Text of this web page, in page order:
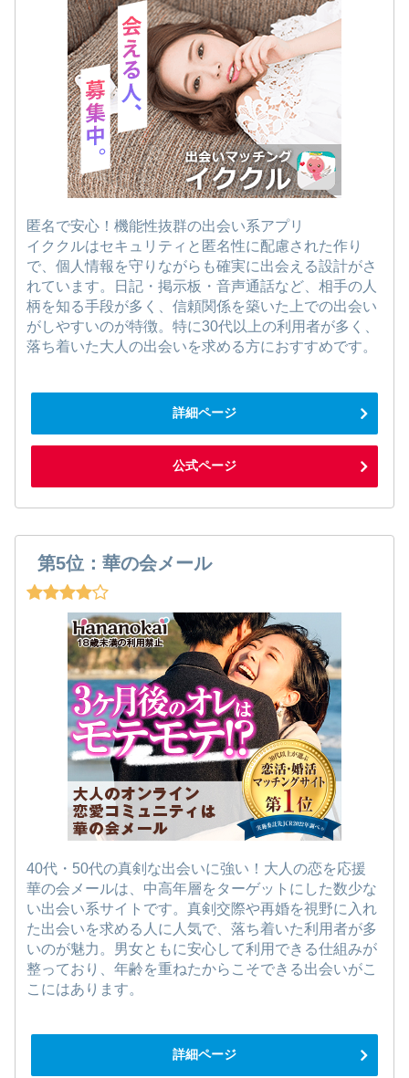
匿名で安心！機能性抜群の出会い系アプリ
イククルはセキュリティと匿名性に配慮された作り
で、個人情報を守りながらも確実に出会える設計がさ
れています。日記・掲示板・音声通話など、相手の人
柄を知る手段が多く、信頼関係を築いた上での出会い
がしやすいのが特徴。特に30代以上の利用者が多く、
落ち着いた大人の出会いを求める方におすすめです。
詳細ページ
公式ページ
第5位：華の会メール
40代・50代の真剣な出会いに強い！大人の恋を応援
華の会メールは、中高年層をターゲットにした数少な
い出会い系サイトです。真剣交際や再婚を視野に入れ
た出会いを求める人に人気で、落ち着いた利用者が多
いのが魅力。男女ともに安心して利用できる仕組みが
整っており、年齢を重ねたからこそできる出会いがこ
こにはあります。
詳細ページ